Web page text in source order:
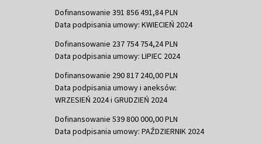
Dofinansowanie 391 856 491,84 PLN
Data podpisania umowy: KWIECIEŃ 2024
Dofinansowanie 237 754 754,24 PLN
Data podpisania umowy: LIPIEC 2024
Dofinansowanie 290 817 240,00 PLN
Data podpisania umowy i aneksów:
WRZESIEŃ 2024 i GRUDZIEŃ 2024
Dofinansowanie 539 800 000,00 PLN
Data podpisania umowy: PAŹDZIERNIK 2024